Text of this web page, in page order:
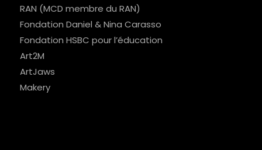
RAN (MCD membre du RAN)
Fondation Daniel & Nina Carasso
Fondation HSBC pour l’éducation
Art2M
ArtJaws
Makery